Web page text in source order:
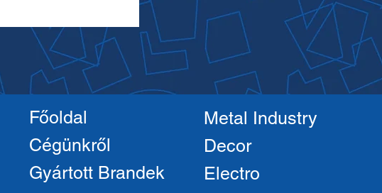
Főoldal
Cégünkről
Gyártott Brandek
Metal Industry
Decor
Electro